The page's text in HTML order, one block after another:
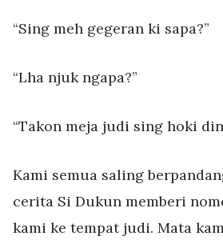
“Sing meh gegeran ki sapa?”
“Lha njuk ngapa?”
“Takon meja judi sing hoki
Kami semua saling
cerita Si Dukun memberi
kami ke tempat judi. Mata